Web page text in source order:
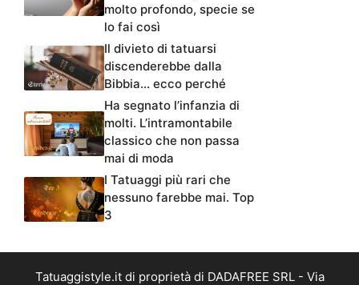
molto profondo, specie se
lo fai così
Il divieto di tatuarsi
discenderebbe dalla
Bibbia… ecco perché
Ha segnato l’infanzia di
molti. L’intramontabile
classico che non passa
mai di moda
I Tatuaggi più rari che
nessuno farebbe mai. Top
3
Tatuaggistyle.it di proprietà di DADAFREE SRL - Via